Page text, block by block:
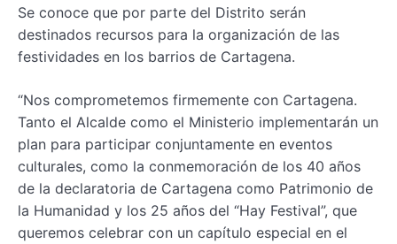
Se conoce que por parte del Distrito serán
destinados recursos para la organización de las
festividades en los barrios de Cartagena.
“Nos comprometemos firmemente con Cartagena.
Tanto el Alcalde como el Ministerio implementarán un
plan para participar conjuntamente en eventos
culturales, como la conmemoración de los 40 años
de la declaratoria de Cartagena como Patrimonio de
la Humanidad y los 25 años del “Hay Festival”, que
queremos celebrar con un capítulo especial en el